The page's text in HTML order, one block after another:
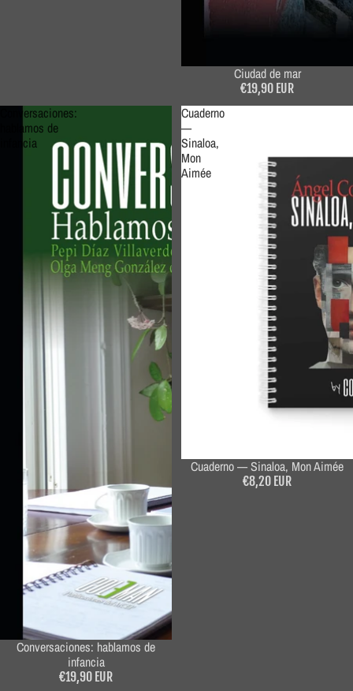
Ciudad de mar
€19,90 EUR
Conversaciones:
hablamos de
infancia
Conversaciones: hablamos de
infancia
€19,90 EUR
Cuaderno
—
Sinaloa,
Mon
Aimée
Cuaderno — Sinaloa, Mon Aimée
€8,20 EUR